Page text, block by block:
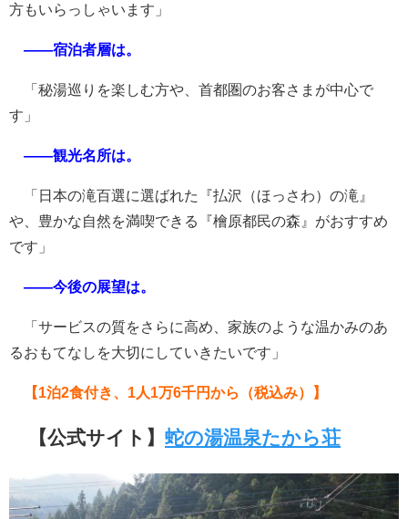
方もいらっしゃいます」
――宿泊者層は。
「秘湯巡りを楽しむ方や、首都圏のお客さまが中心で
す」
――観光名所は。
「日本の滝百選に選ばれた『払沢（ほっさわ）の滝』
や、豊かな自然を満喫できる『檜原都民の森』がおすすめ
です」
――今後の展望は。
「サービスの質をさらに高め、家族のような温かみのあ
るおもてなしを大切にしていきたいです」
【1泊2食付き、1人1万6千円から（税込み）】
【公式サイト】 蛇の湯温泉たから荘